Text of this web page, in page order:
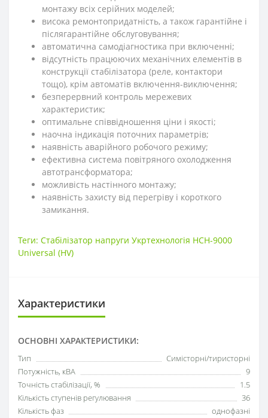
монтажу всіх серійних моделей;
висока ремонтопридатність, а також гарантійне і
післягарантійне обслуговування;
автоматична самодіагностика при включенні;
відсутність працюючих механічних елементів в
конструкції стабілізатора (реле, контактори
тощо), крім автоматів включення-виключення;
безперервний контроль мережевих
характеристик;
оптимальне співвідношення ціни і якості;
наочна індикація поточних параметрів;
наявність аварійного робочого режиму;
ефективна система повітряного охолодження
автотрансформатора;
можливість настінного монтажу;
наявність захисту від перегріву і короткого
замикання.
Теги: Стабілізатор напруги Укртехнологія НСН-9000
Universal (HV)
Характеристики
ОСНОВНІ ХАРАКТЕРИСТИКИ:
Тип
Симісторні/тиристорні
Потужність, кВА
9
Точність стабілізації, %
1.5
Кількість ступенів регулювання
36
Кількість фаз
однофазні